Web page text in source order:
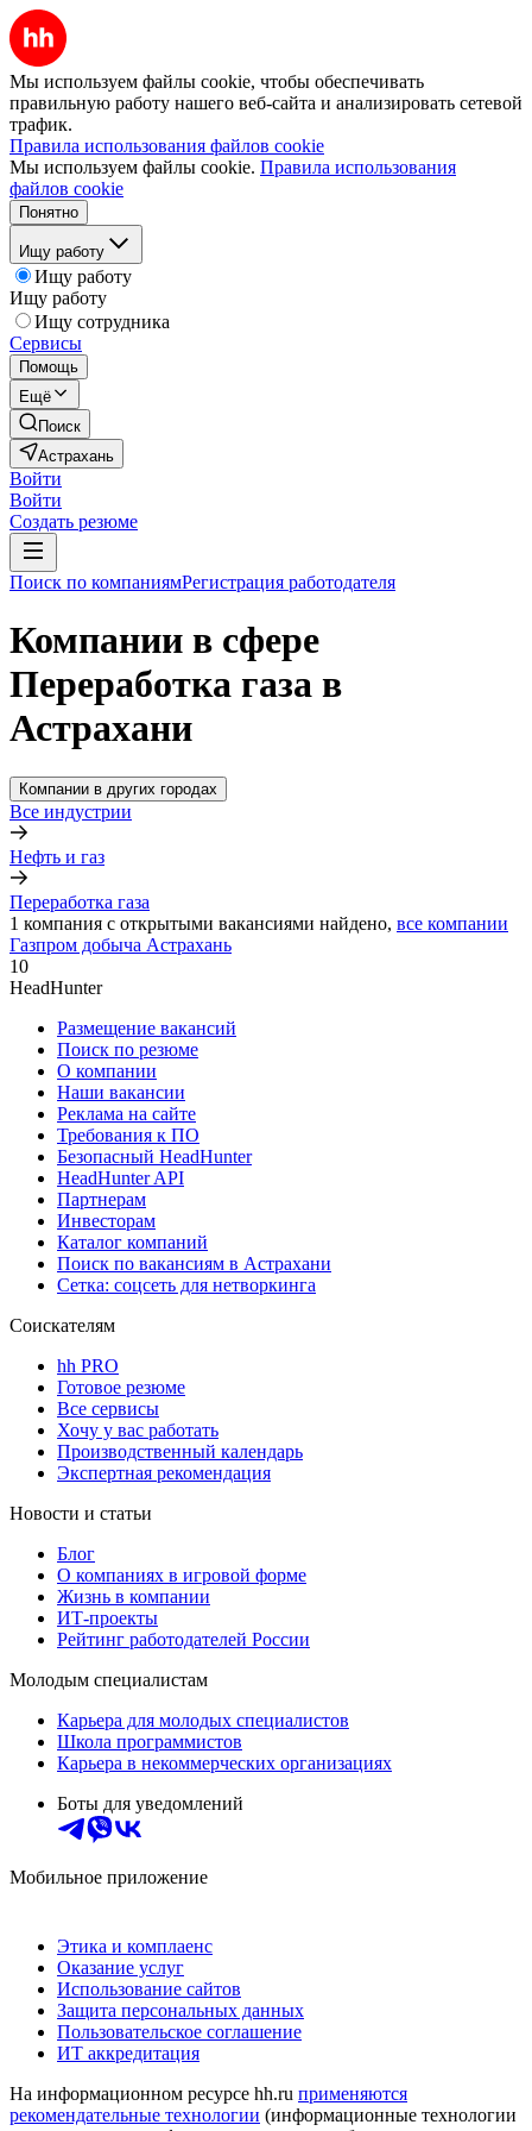
Мы используем файлы cookie, чтобы обеспечивать
правильную работу нашего веб-сайта и анализировать сетевой
трафик.
Правила использования файлов cookie
Мы используем файлы cookie. Правила использования
файлов cookie
Понятно
Ищу работу
Ищу работу
Ищу работу
Ищу сотрудника
Сервисы
Помощь
Ещё
Поиск
Астрахань
Войти
Войти
Создать резюме
Поиск по компаниямРегистрация работодателя
Компании в сфере
Переработка газа в
Астрахани
Компании в других городах
Все индустрии
Нефть и газ
Переработка газа
1 компания с открытыми вакансиями найдено, все компании
Газпром добыча Астрахань
10
HeadHunter
Размещение вакансий
Поиск по резюме
О компании
Наши вакансии
Реклама на сайте
Требования к ПО
Безопасный HeadHunter
HeadHunter API
Партнерам
Инвесторам
Каталог компаний
Поиск по вакансиям в Астрахани
Сетка: соцсеть для нетворкинга
Соискателям
hh PRO
Готовое резюме
Все сервисы
Хочу у вас работать
Производственный календарь
Экспертная рекомендация
Новости и статьи
Блог
О компаниях в игровой форме
Жизнь в компании
ИТ-проекты
Рейтинг работодателей России
Молодым специалистам
Карьера для молодых специалистов
Школа программистов
Карьера в некоммерческих организациях
Боты для уведомлений
Мобильное приложение
Этика и комплаенс
Оказание услуг
Использование сайтов
Защита персональных данных
Пользовательское соглашение
ИТ аккредитация
На информационном ресурсе hh.ru применяются
рекомендательные технологии (информационные технологии